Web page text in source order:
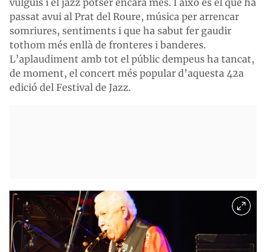
vulguis i el jazz potser encara més. I això és el que ha
passat avui al Prat del Roure, música per arrencar
somriures, sentiments i que ha sabut fer gaudir
tothom més enllà de fronteres i banderes.
L’aplaudiment amb tot el públic dempeus ha tancat,
de moment, el concert més popular d’aquesta 42a
edició del Festival de Jazz.